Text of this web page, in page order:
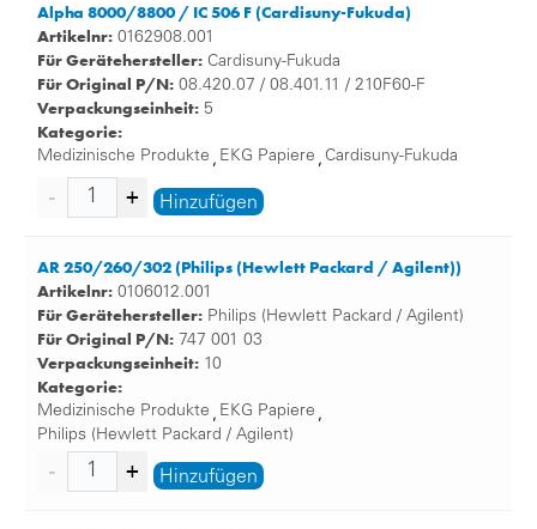
Alpha 8000/8800 / IC 506 F (Cardisuny-Fukuda)
Artikelnr: 0162908.001
Für Gerätehersteller: Cardisuny-Fukuda
Für Original P/N: 08.420.07 / 08.401.11 / 210F60-F
Verpackungseinheit: 5
Kategorie:
Medizinische Produkte , EKG Papiere , Cardisuny-Fukuda
Hinzufügen
AR 250/260/302 (Philips (Hewlett Packard / Agilent))
Artikelnr: 0106012.001
Für Gerätehersteller: Philips (Hewlett Packard / Agilent)
Für Original P/N: 747 001 03
Verpackungseinheit: 10
Kategorie:
Medizinische Produkte , EKG Papiere ,
Philips (Hewlett Packard / Agilent)
Hinzufügen